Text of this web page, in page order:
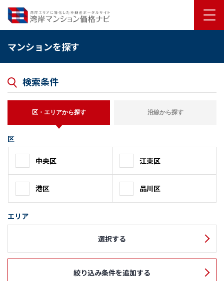
マンションを探す
検索条件
区・エリアから探す 沿線から探す
区
中央区 江東区
港区 品川区
エリア
選択する
絞り込み条件を追加する